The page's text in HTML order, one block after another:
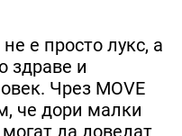
е просто лукс, а
здраве и
Чрез MOVE
че дори малки